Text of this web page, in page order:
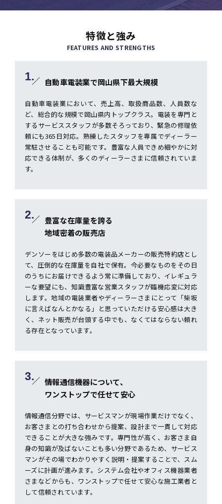
特徴と強み
FEATURES AND STRENGTHS
1. 自動車電装業で岡山県下最大規模
自動車電装業において、売上高、取扱商品数、人員数な
ど、総合的な規模で岡山県内トップクラス。電装を専門と
するサービススタッフが多数そろっており、緊急の修理依
頼にも365日対応。熟練したスタッフを専属でディーラー
常駐させることも可能です。豊富な人員できめ細やかに対
応できる体制が、多くのディーラーさまに信頼されていま
す。
2.
豊富な在庫量を誇る
地域密着の販売店
デンソーをはじめ多数の電装品メーカーの販売特約店とし
て、圧倒的な在庫量を自社で保有。今必要なものをその日
のうちにお届けできるよう常に準備しており、イレギュラ
ーな要望にも、知識豊富な営業スタッフが臨機応変に対応
します。地域の電装業者やディーラーさまにとって「柴坂
に言えばなんとかなる」と思っていただける安心感は大き
く、ネット販売が台頭する中でも、なくてはならない頼れ
る存在となっています。
3.
情報通信機器について、
ワンストップで任せて安心
情報通信分野では、サービスマンが現場作業だけでなく、
お客さまとの打ち合わせから提案、設計まで一貫して対応
できることが大きな強みです。専門性が高く、お客さま自
身の知識が及ばないことも多い分野であるため、サービス
マンがその場でわかりやすく説明・提案することで、スム
ーズに計画が進みます。システム会社やオフィス機器業者
さまなどからも、ワンストップで任せて安心な施工業者と
して信頼されています。